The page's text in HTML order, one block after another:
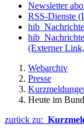
Newsletter
RSS-Dienste
(Externer
Webarchiv
Presse
Heute im
zurück zu: